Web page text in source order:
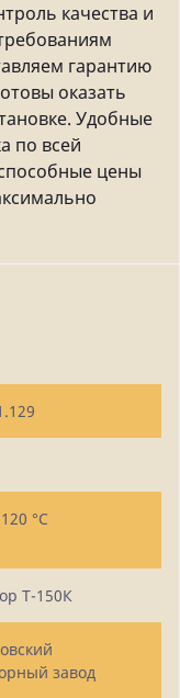
качества и
гарантию
оказать
Удобные
по всей
цены
°C
Т-150К
завод